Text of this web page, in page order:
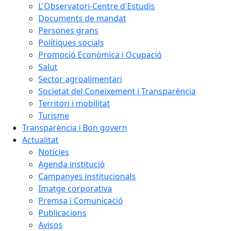
L'Observatori-Centre d'Estudis
Documents de mandat
Persones grans
Polítiques socials
Promoció Econòmica i Ocupació
Salut
Sector agroalimentari
Societat del Coneixement i Transparència
Territori i mobilitat
Turisme
Transparència i Bon govern
Actualitat
Notícies
Agenda institució
Campanyes institucionals
Imatge corporativa
Premsa i Comunicació
Publicacions
Avisos